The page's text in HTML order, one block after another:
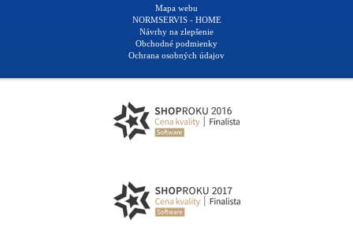
Mapa webu
NORMSERVIS - HOME
Návrhy na zlepšenie
Obchodné podmienky
Ochrana osobných údajov